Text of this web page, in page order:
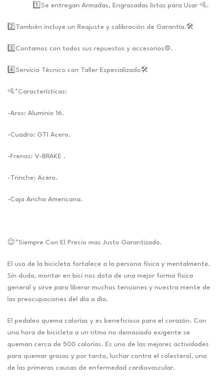
1️⃣Se entregan Armadas, Engrasadas listas para Usar 🚵.
2️⃣También incluye un Reajuste y calibración de Garantía.🛠️
3️⃣Contamos con todos sus repuestos y accesorios⚙️.
4️⃣Servicio Técnico con Taller Especializado🛠️
🚵*Características:
-Aros: Aluminio 16.
-Cuadro: GTI Acero.
-Frenos: V-BRAKE .
-Trinche: Acero.
-Caja Ancha Americana.
😉*Siempre Con El Precio mas Justo Garantizado.
El uso de la bicicleta fortalece a la persona física y mentalmente.
Sin duda, montar en bici nos dota de una mejor forma física
general y sirve para liberar muchas tensiones y nuestra mente de
las preocupaciones del día a día.
El pedaleo quema calorías y es beneficioso para el corazón. Con
una hora de bicicleta a un ritmo no demasiado exigente se
queman cerca de 500 calorías. Es uno de las mejores actividades
para quemar grasas y por tanto, luchar contra el colesterol, una
de las primeras causas de enfermedad cardiovascular.